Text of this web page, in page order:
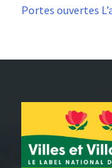
Portes ouvertes